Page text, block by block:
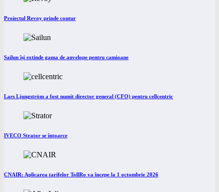
Proiectul Revoy prinde contur
Sailun își extinde gama de anvelope pentru camioane
Lars Ljungström a fost numit director general (CFO) pentru cellcentric
IVECO Strator se întoarce
CNAIR: Aplicarea tarifelor TollRo va începe la 1 octombrie 2026